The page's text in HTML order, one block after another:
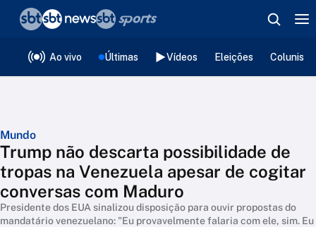
Ao vivo Últimas Vídeos Eleições
Mundo
Trump não descarta possibilidade de
tropas na Venezuela apesar de cogitar
conversas com Maduro
Presidente dos EUA sinalizou disposição para ouvir propostas do
mandatário venezuelano: "Eu provavelmente falaria com ele, sim. Eu
❮voltar
Editorias